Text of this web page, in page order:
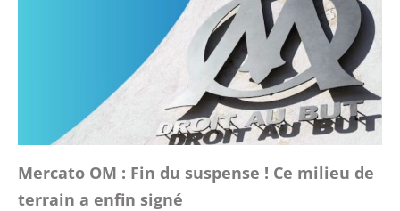
Mercato OM : Fin du suspense ! Ce milieu de
terrain a enfin signé